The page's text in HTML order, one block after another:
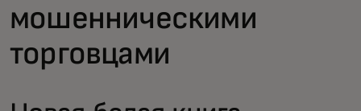
мошенническими
торговцами